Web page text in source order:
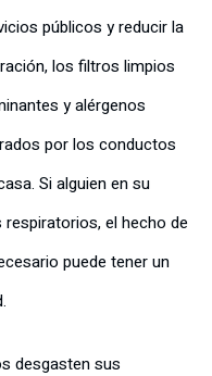
públicos y reducir la
los filtros limpios
y alérgenos
por los conductos
Si alguien en su
el hecho de
puede tener un
desgasten sus